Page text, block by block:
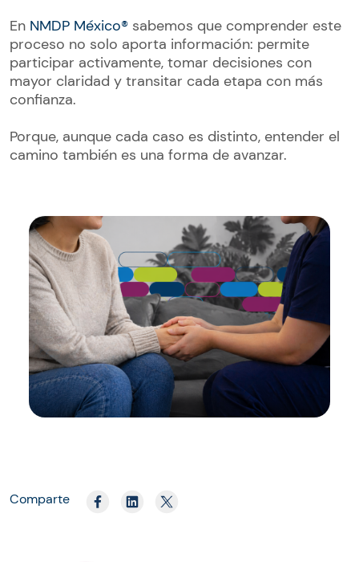
En NMDP México® sabemos que comprender este
proceso no solo aporta información: permite
participar activamente, tomar decisiones con
mayor claridad y transitar cada etapa con más
confianza.
Porque, aunque cada caso es distinto, entender el
camino también es una forma de avanzar.
Comparte